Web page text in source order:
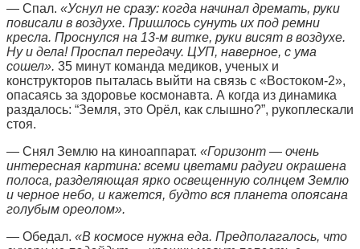
— Спал. «Уснул не сразу: когда начинал дремать, руки
повисали в воздухе. Пришлось сунуть их под ремни
кресла. Проснулся на 13-м витке, руки висят в воздухе.
Ну и дела! Проспал передачу. ЦУП, наверное, с ума
сошел». 35 минут команда медиков, ученых и
конструкторов пыталась выйти на связь с «Востоком-2»,
опасаясь за здоровье космонавта. А когда из динамика
раздалось: “Земля, это Орёл, как слышно?”, рукоплескали
стоя.
— Снял Землю на киноаппарат. «Горизонт — очень
интересная картина: всеми цветами радуги окрашена
полоса, разделяющая ярко освещенную солнцем Землю
и черное небо, и кажется, будто вся планета опоясана
голубым ореолом».
— Обедал. «В космосе нужна еда. Предполагалось, что